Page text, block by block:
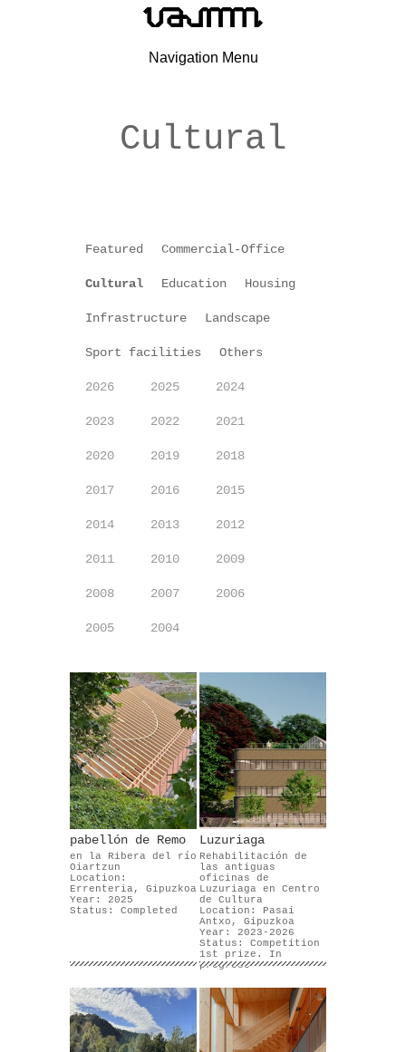
Navigation Menu
Cultural
Featured Commercial-Office
Cultural Education Housing
Infrastructure Landscape
Sport facilities Others
2026 2025 2024
2023 2022 2021
2020 2019 2018
2017 2016 2015
2014 2013 2012
2011 2010 2009
2008 2007 2006
2005 2004
pabellón de Remo
en la Ribera del río
Oiartzun
Location:
Errenteria, Gipuzkoa
Year: 2025
Status: Completed
Luzuriaga
Rehabilitación de
las antiguas
oficinas de
Luzuriaga en Centro
de Cultura
Location: Pasai
Antxo, Gipuzkoa
Year: 2023-2026
Status: Competition
1st prize. In
progress